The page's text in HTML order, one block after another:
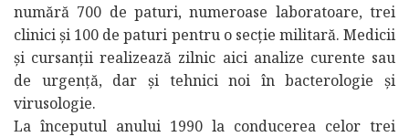
numără 700 de paturi, numeroase laboratoare, trei
clinici și 100 de paturi pentru o secție militară. Medicii
și cursanții realizează zilnic aici analize curente sau
de urgență, dar și tehnici noi în bacterologie și
virusologie.
La începutul anului 1990 la conducerea celor trei